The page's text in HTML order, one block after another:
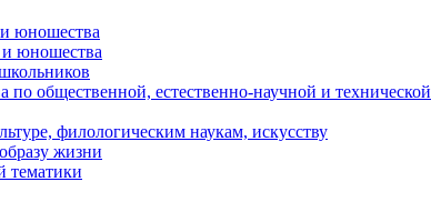
и юношества
и юношества
по общественной, естественно-научной и технической
филологическим наукам, искусству
жизни
тематики